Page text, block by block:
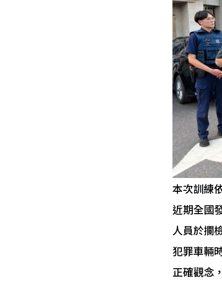
本次訓練
近期全國
人員於攔
犯罪車輛
正確觀念